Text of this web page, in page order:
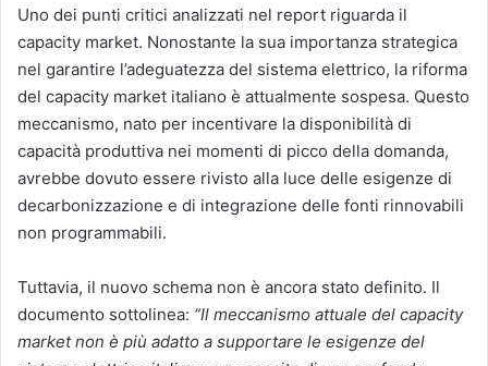
Uno dei punti critici analizzati nel report riguarda il
capacity market. Nonostante la sua importanza strategica
nel garantire l’adeguatezza del sistema elettrico, la riforma
del capacity market italiano è attualmente sospesa. Questo
meccanismo, nato per incentivare la disponibilità di
capacità produttiva nei momenti di picco della domanda,
avrebbe dovuto essere rivisto alla luce delle esigenze di
decarbonizzazione e di integrazione delle fonti rinnovabili
non programmabili.
Tuttavia, il nuovo schema non è ancora stato definito. Il
documento sottolinea: “Il meccanismo attuale del capacity
market non è più adatto a supportare le esigenze del